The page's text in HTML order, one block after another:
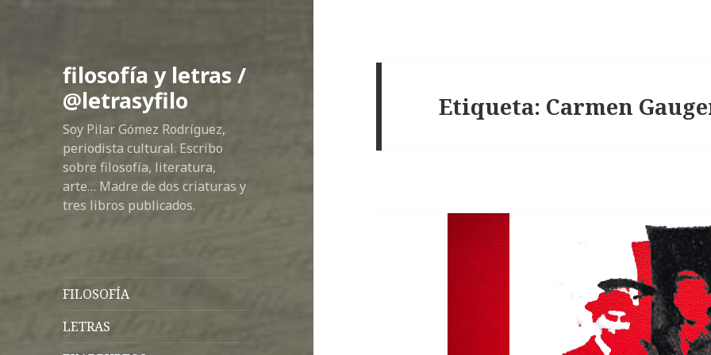
filosofía y letras /
@letrasyfilo
Soy Pilar Gómez Rodríguez,
periodista cultural. Escribo
sobre filosofía, literatura,
arte… Madre de dos criaturas y
tres libros publicados.
FILOSOFÍA
LETRAS
Etiqueta: Carmen